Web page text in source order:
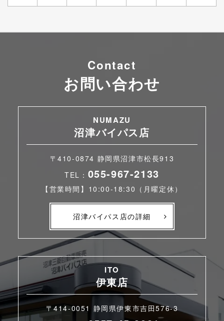
Contact
お問い合わせ
NUMAZU
沼津バイパス店
〒410-0874 静岡県沼津市松長913
TEL： 055-967-2133
【営業時間】10:00-18:30（月曜定休）
沼津バイパス店の詳細
ITO
伊東店
〒414-0051 静岡県伊東市吉田576-3